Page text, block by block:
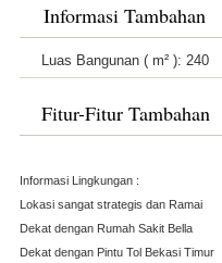
Informasi Tambahan
Luas Bangunan ( m² ): 240
Fitur-Fitur Tambahan
Informasi Lingkungan :
Lokasi sangat strategis dan Ramai
Dekat dengan Rumah Sakit Bella
Dekat dengan Pintu Tol Bekasi Timur